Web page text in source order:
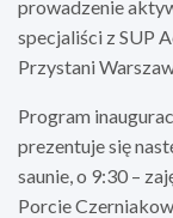
prowadzenie
specjaliści z SUP
Przystani
Program
prezentuje się
saunie, o 9:30 –
Porcie